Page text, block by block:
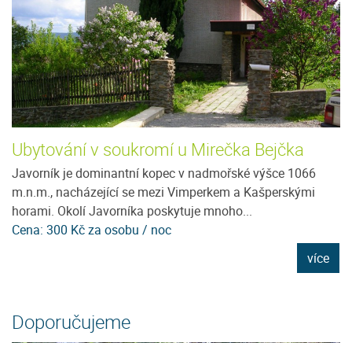
Ubytování v soukromí u Mirečka Bejčka
Javorník je dominantní kopec v nadmořské výšce 1066
m.n.m., nacházející se mezi Vimperkem a Kašperskými
horami. Okolí Javorníka poskytuje mnoho...
Cena: 300 Kč za osobu / noc
více
Doporučujeme